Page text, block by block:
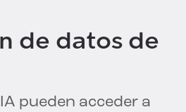
de datos de
pueden acceder a